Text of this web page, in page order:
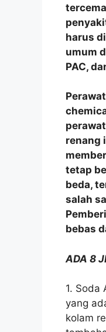
harus
umum
PAC,
renang
tetap
beda,
salah
bebas
ADA 8
1. Soda
yang
kolam